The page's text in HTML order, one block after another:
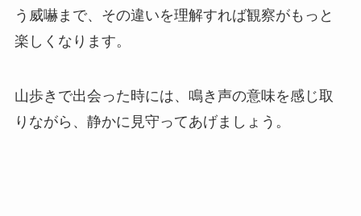
う威嚇まで、その違いを理解すれば観察がもっと
楽しくなります。
山歩きで出会った時には、鳴き声の意味を感じ取
りながら、静かに見守ってあげましょう。